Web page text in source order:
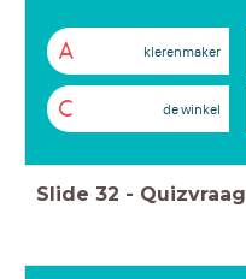
A klerenmaker
C de winkel
Slide 32 - Quizvraag